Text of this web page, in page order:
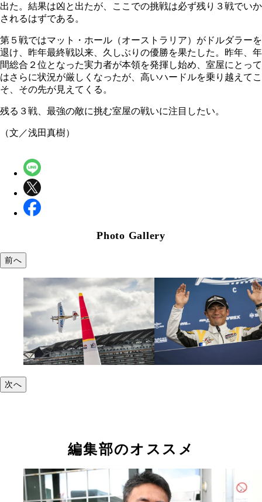
出た。結果は凶と出たが、ここでの挑戦は必ず残り３戦でいか
されるはずである。
第５戦ではマット・ホール（オーストラリア）がドルダラーを
退け、昨年最終戦以来、久しぶりの優勝を果たした。昨年、年
間総合２位となった実力者が本領を発揮し始め、室屋にとって
はさらに状況が厳しくなったが、高いハードルを乗り越えてこ
そ、その先が見えてくる。
残る３戦、最強の敵に挑む室屋の戦いに注目したい。
（文／浅田真樹）
Photo Gallery
前へ
次へ
編集部のオススメ